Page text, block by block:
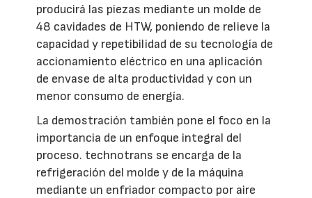
producirá las piezas mediante un molde de
48 cavidades de HTW, poniendo de relieve la
capacidad y repetibilidad de su tecnología de
accionamiento eléctrico en una aplicación
de envase de alta productividad y con un
menor consumo de energía.
La demostración también pone el foco en la
importancia de un enfoque integral del
proceso. technotrans se encarga de la
refrigeración del molde y de la máquina
mediante un enfriador compacto por aire